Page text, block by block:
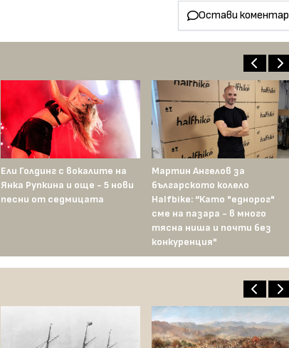
Остави коментар
Ели Голдинг с вокалите на
Янка Рупкина и още - 5 нови
песни от седмицата
Мартин Ангелов за
българското колело
Halfbike: “Като "еднорог"
сме на пазара - в много
тясна ниша и почти без
конкуренция"